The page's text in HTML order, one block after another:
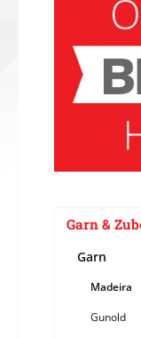
Garn &
Garn
Madeira
Gunold